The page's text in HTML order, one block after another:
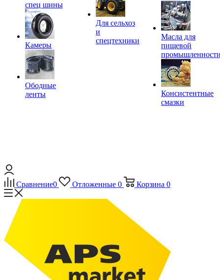
спец шины
Камеры
Ободные
ленты
Для сельхоз
и
спецтехники
Масла для
пищевой
Консистентные
смазки
Сравнение0 Отложенные 0 Корзина 0